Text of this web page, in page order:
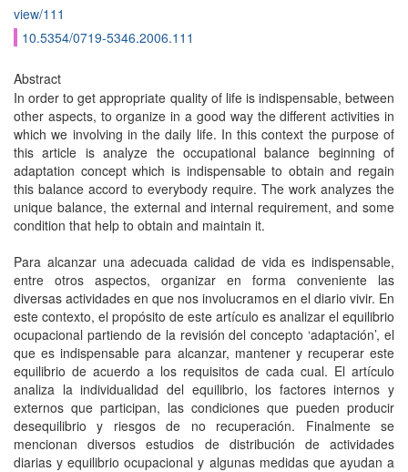
view/111
10.5354/0719-5346.2006.111
Abstract
In order to get appropriate quality of life is indispensable, between
other aspects, to organize in a good way the different activities in
which we involving in the daily life. In this context the purpose of
this article is analyze the occupational balance beginning of
adaptation concept which is indispensable to obtain and regain
this balance accord to everybody require. The work analyzes the
unique balance, the external and internal requirement, and some
condition that help to obtain and maintain it.
Para alcanzar una adecuada calidad de vida es indispensable,
entre otros aspectos, organizar en forma conveniente las
diversas actividades en que nos involucramos en el diario vivir. En
este contexto, el propósito de este artículo es analizar el equilibrio
ocupacional partiendo de la revisión del concepto ‘adaptación’, el
que es indispensable para alcanzar, mantener y recuperar este
equilibrio de acuerdo a los requisitos de cada cual. El artículo
analiza la individualidad del equilibrio, los factores internos y
externos que participan, las condiciones que pueden producir
desequilibrio y riesgos de no recuperación. Finalmente se
mencionan diversos estudios de distribución de actividades
diarias y equilibrio ocupacional y algunas medidas que ayudan a